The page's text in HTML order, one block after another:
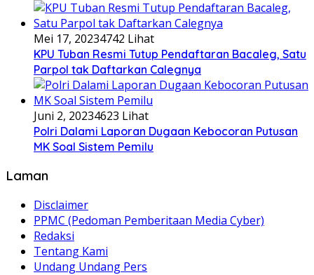
Mei 17, 20234742 Lihat
KPU Tuban Resmi Tutup Pendaftaran Bacaleg, Satu
Parpol tak Daftarkan Calegnya
Juni 2, 20234623 Lihat
Polri Dalami Laporan Dugaan Kebocoran Putusan
MK Soal Sistem Pemilu
Laman
Disclaimer
PPMC (Pedoman Pemberitaan Media Cyber)
Redaksi
Tentang Kami
Undang Undang Pers